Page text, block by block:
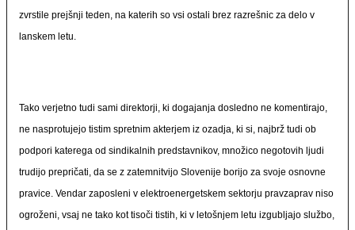
zvrstile prejšnji teden, na katerih so vsi ostali brez razrešnic za delo v
lanskem letu.
Tako verjetno tudi sami direktorji, ki dogajanja dosledno ne komentirajo,
ne nasprotujejo tistim spretnim akterjem iz ozadja, ki si, najbrž tudi ob
podpori katerega od sindikalnih predstavnikov, množico negotovih ljudi
trudijo prepričati, da se z zatemnitvijo Slovenije borijo za svoje osnovne
pravice. Vendar zaposleni v elektroenergetskem sektorju pravzaprav niso
ogroženi, vsaj ne tako kot tisoči tistih, ki v letošnjem letu izgubljajo službo,